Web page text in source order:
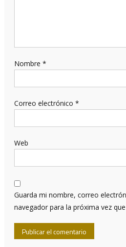
Nombre *
Correo electrónico *
Web
Guarda mi nombre, correo
navegador para la próxima vez